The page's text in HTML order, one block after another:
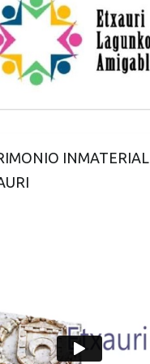
INMATERIAL